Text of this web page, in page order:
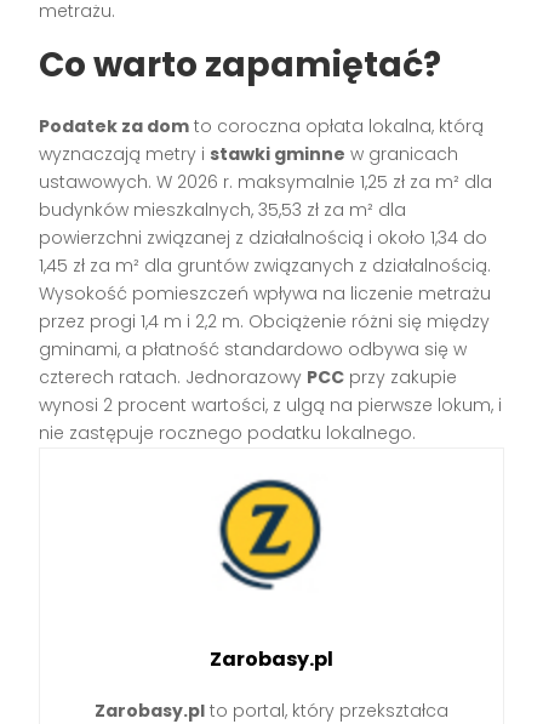
metrażu.
Co warto zapamiętać?
Podatek za dom to coroczna opłata lokalna, którą
wyznaczają metry i stawki gminne w granicach
ustawowych. W 2026 r. maksymalnie 1,25 zł za m² dla
budynków mieszkalnych, 35,53 zł za m² dla
powierzchni związanej z działalnością i około 1,34 do
1,45 zł za m² dla gruntów związanych z działalnością.
Wysokość pomieszczeń wpływa na liczenie metrażu
przez progi 1,4 m i 2,2 m. Obciążenie różni się między
gminami, a płatność standardowo odbywa się w
czterech ratach. Jednorazowy PCC przy zakupie
wynosi 2 procent wartości, z ulgą na pierwsze lokum, i
nie zastępuje rocznego podatku lokalnego.
Zarobasy.pl
Zarobasy.pl to portal, który przekształca